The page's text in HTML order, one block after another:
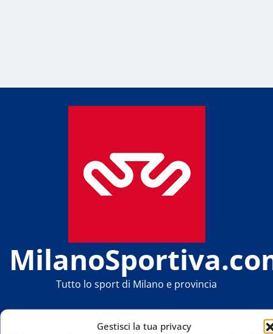
Gestisci la tua privacy
Tutto lo sport di Milano e provincia